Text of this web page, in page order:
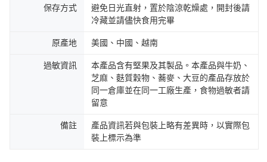
保存方式
避免日光直射，置於陰涼乾燥處，開封後請
冷藏並請儘快食用完畢
原產地 美國、中國、越南
過敏資訊
本產品含有堅果及其製品。本產品與牛奶、
芝麻、麩質穀物、蕎麥、大豆的產品存放於
同一倉庫並在同一工廠生產，食物過敏者請
留意
備註
產品資訊若與包裝上略有差異時，以實際包
裝上標示為準